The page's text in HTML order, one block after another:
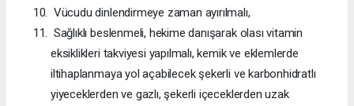
Vücudu dinlendirmeye zaman ayırılmalı,
Sağlıklı beslenmeli, hekime danışarak olası vitamin
eksiklikleri takviyesi yapılmalı, kemik ve eklemlerde
iltihaplanmaya yol açabilecek şekerli ve karbonhidratlı
yiyeceklerden ve gazlı, şekerli içeceklerden uzak